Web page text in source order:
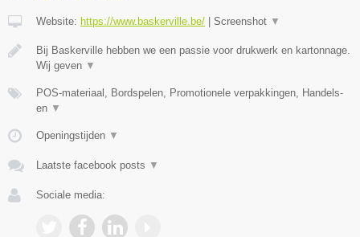
Website: https://www.baskerville.be/ Screenshot ▼
Bij Baskerville hebben we een passie voor drukwerk en kartonnage.
Wij geven ▼
POS-materiaal, Bordspelen, Promotionele verpakkingen, Handels-
en ▼
Openingstijden ▼
Laatste facebook posts ▼
Sociale media: